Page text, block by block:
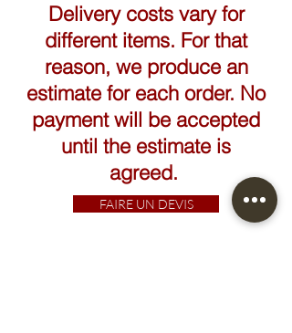
Delivery costs vary for
different items. For that
reason, we produce an
estimate for each order. No
payment will be accepted
until the estimate is
agreed.
FAIRE UN DEVIS